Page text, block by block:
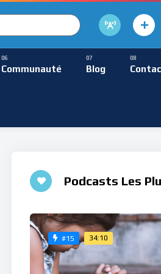
Lecture
Communauté Blog
Méditative
Podcasts Les
#15 34:10